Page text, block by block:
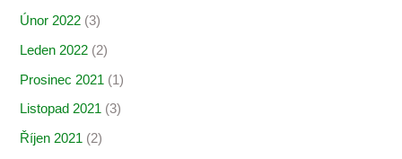
Únor 2022 (3)
Leden 2022 (2)
Prosinec 2021 (1)
Listopad 2021 (3)
Říjen 2021 (2)